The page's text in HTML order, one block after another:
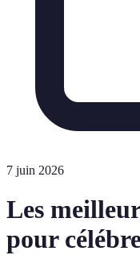
7 juin 2026
Les
pour